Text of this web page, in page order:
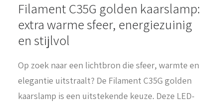
Filament C35G golden kaarslamp:
extra warme sfeer, energiezuinig
en stijlvol
Op zoek naar een lichtbron die sfeer, warmte en
elegantie uitstraalt? De Filament C35G golden
kaarslamp is een uitstekende keuze. Deze LED-